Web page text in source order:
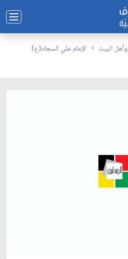
وأهل البيت
الإمام علي السجاد(ع)